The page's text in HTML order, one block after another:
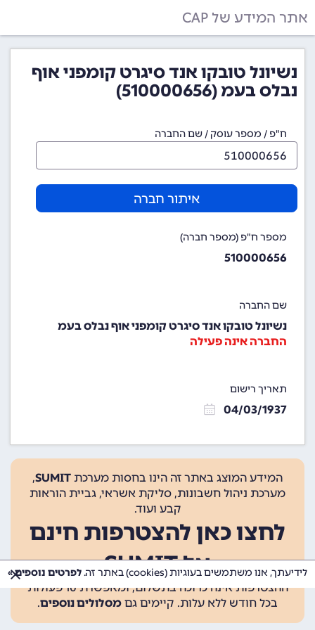
אתר המידע של CAP
נשיונל טובקו אנד סיגרט קומפני אוף
נבלס בעמ (510000656)
ח"פ / מספר עוסק / שם החברה
איתור חברה
מספר ח"פ (מספר חברה)
510000656
שם החברה
נשיונל טובקו אנד סיגרט קומפני אוף נבלס בעמ
החברה אינה פעילה
תאריך רישום
04/03/1937
המידע המוצג באתר זה הינו בחסות מערכת SUMIT
,
מערכת ניהול חשבונות, סליקת אשראי, גביית הוראות
קבע ועוד.
לחצו כאן להצטרפות חינם
אל SUMIT
ההצטרפות אינה כרוכה בתשלום, ומאפשרת 10 פעולות
בכל חודש ללא עלות. קיימים גם מסלולים נוספים.
לידיעתך, אנו משתמשים בעוגיות (cookies) באתר זה. לפרטים נוספים »